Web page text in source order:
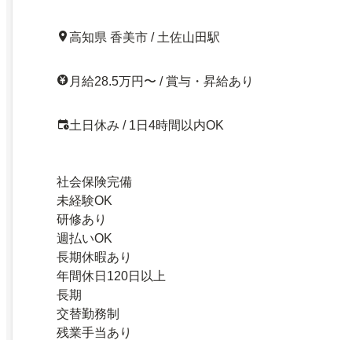
高知県 香美市 / 土佐山田駅
月給28.5万円〜 / 賞与・昇給あり
土日休み / 1日4時間以内OK
社会保険完備
未経験OK
研修あり
週払いOK
長期休暇あり
年間休日120日以上
長期
交替勤務制
残業手当あり